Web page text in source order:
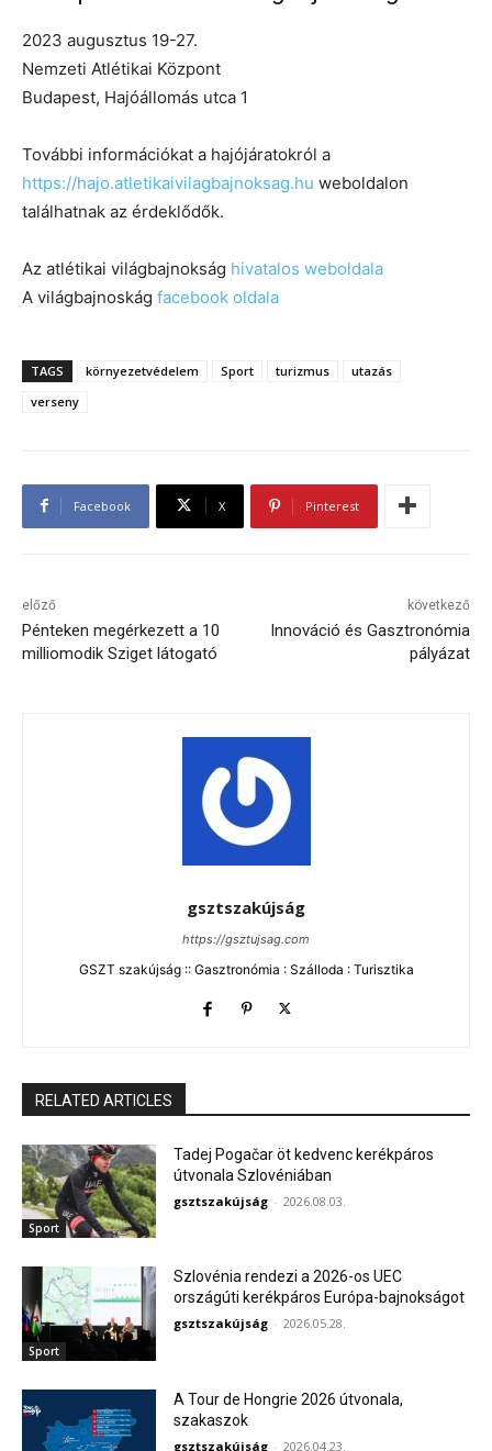
2023 augusztus 19-27.
Nemzeti Atlétikai Központ
Budapest, Hajóállomás utca 1
További információkat a hajójáratokról a
https://hajo.atletikaivilagbajnoksag.hu weboldalon
találhatnak az érdeklődők.
Az atlétikai világbajnokság hivatalos weboldala
A világbajnoskág facebook oldala
TAGS környezetvédelem Sport turizmus
utazás
verseny
Facebook X Pinterest
előző
Pénteken megérkezett a 10
milliomodik Sziget látogató
következő
Innováció és Gasztronómia
pályázat
gsztszakújság
https://gsztujsag.com
GSZT szakújság :: Gasztronómia : Szálloda : Turisztika
RELATED ARTICLES
Sport
Tadej Pogačar öt kedvenc kerékpáros
útvonala Szlovéniában
gsztszakújság - 2026.08.03.
Sport
Szlovénia rendezi a 2026-os UEC
országúti kerékpáros Európa-bajnokságot
gsztszakújság - 2026.05.28.
A Tour de Hongrie 2026 útvonala,
szakaszok
gsztszakújság - 2026.04.23.